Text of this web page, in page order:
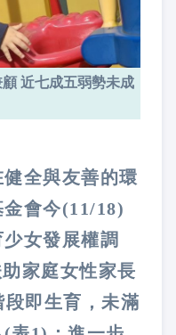
顧 近七成五弱勢未成
全與友善的環
會今(11/18)
女發展權調
家庭女性家長
即生育，未滿